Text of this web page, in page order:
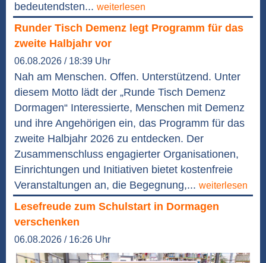
bedeutendsten... weiterlesen
Runder Tisch Demenz legt Programm für das
zweite Halbjahr vor
06.08.2026 / 18:39 Uhr
Nah am Menschen. Offen. Unterstützend. Unter
diesem Motto lädt der „Runde Tisch Demenz
Dormagen“ Interessierte, Menschen mit Demenz
und ihre Angehörigen ein, das Programm für das
zweite Halbjahr 2026 zu entdecken. Der
Zusammenschluss engagierter Organisationen,
Einrichtungen und Initiativen bietet kostenfreie
Veranstaltungen an, die Begegnung,... weiterlesen
Lesefreude zum Schulstart in Dormagen
verschenken
06.08.2026 / 16:26 Uhr